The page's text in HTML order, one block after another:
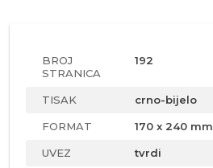
BROJ
STRANICA
192
TISAK crno-bijelo
FORMAT 170 x 240 mm
UVEZ tvrdi